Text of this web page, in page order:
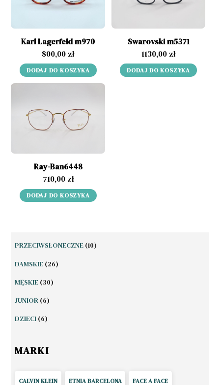
Karl Lagerfeld m970
800,00 zł
DODAJ DO KOSZYKA
Swarovski m5371
1130,00 zł
DODAJ DO KOSZYKA
Ray-Ban6448
710,00 zł
DODAJ DO KOSZYKA
PRZECIWSŁONECZNE 1010
DAMSKIE 2626
MĘSKIE 3030
JUNIOR 66
DZIECI 66
MARKI
CALVIN KLEIN ETNIA BARCELONA FACE A FACE